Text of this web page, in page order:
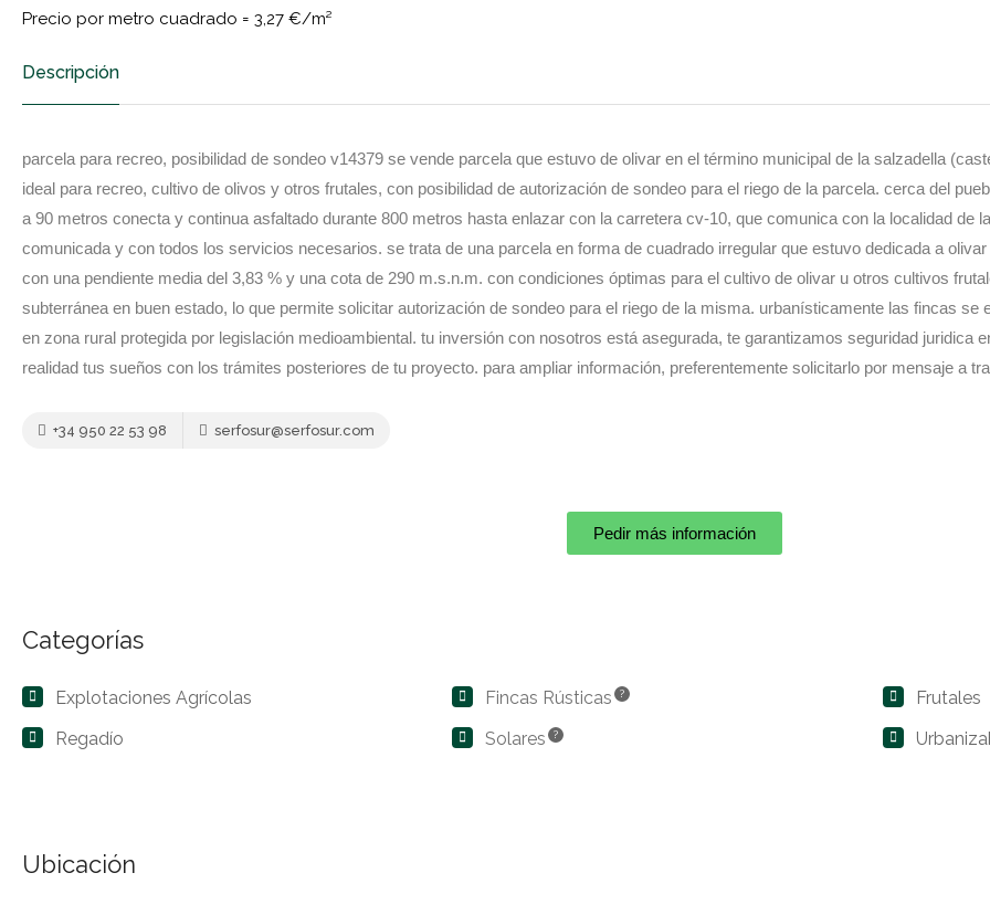
Precio por metro cuadrado = 3,27 €/m²
Descripción
parcela para recreo, posibilidad de sondeo v14379 se vende parcela que estuvo de olivar en el término municipal de la salzadella
ideal para recreo, cultivo de olivos y otros frutales, con posibilidad de autorización de sondeo para el riego de la parcela. cerca del
a 90 metros conecta y continua asfaltado durante 800 metros hasta enlazar con la carretera cv-10, que comunica con la localidad de
comunicada y con todos los servicios necesarios. se trata de una parcela en forma de cuadrado irregular que estuvo dedicada a
con una pendiente media del 3,83 % y una cota de 290 m.s.n.m. con condiciones óptimas para el cultivo de olivar u otros cultivos
subterránea en buen estado, lo que permite solicitar autorización de sondeo para el riego de la misma. urbanísticamente las fincas se
en zona rural protegida por legislación medioambiental. tu inversión con nosotros está asegurada, te garantizamos seguridad juridica
realidad tus sueños con los trámites posteriores de tu proyecto. para ampliar información, preferentemente solicitarlo por mensaje a
+34 950 22 53 98 serfosur@serfosur.com
Pedir más información
Categorías
Explotaciones Agrícolas Fincas Rústicas ?
Frutales
Regadío
Solares ?
Ubicación